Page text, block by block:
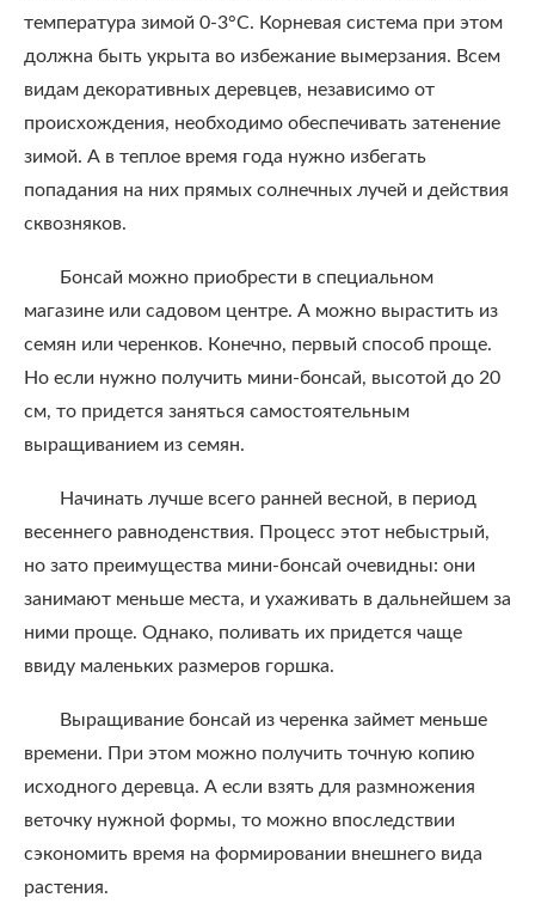
температура зимой 0-3°С. Корневая система при этом
должна быть укрыта во избежание вымерзания. Всем
видам декоративных деревцев, независимо от
происхождения, необходимо обеспечивать затенение
зимой. А в теплое время года нужно избегать
попадания на них прямых солнечных лучей и действия
сквозняков.
Бонсай можно приобрести в специальном
магазине или садовом центре. А можно вырастить из
семян или черенков. Конечно, первый способ проще.
Но если нужно получить мини-бонсай, высотой до 20
см, то придется заняться самостоятельным
выращиванием из семян.
Начинать лучше всего ранней весной, в период
весеннего равноденствия. Процесс этот небыстрый,
но зато преимущества мини-бонсай очевидны: они
занимают меньше места, и ухаживать в дальнейшем за
ними проще. Однако, поливать их придется чаще
ввиду маленьких размеров горшка.
Выращивание бонсай из черенка займет меньше
времени. При этом можно получить точную копию
исходного деревца. А если взять для размножения
веточку нужной формы, то можно впоследствии
сэкономить время на формировании внешнего вида
растения.